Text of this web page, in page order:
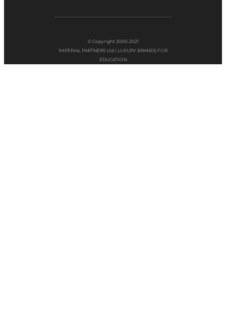
© Copyright 2000-2021
IMPERIAL PARTNERS Ltd | LUXURY BRANDS FOR
EDUCATION